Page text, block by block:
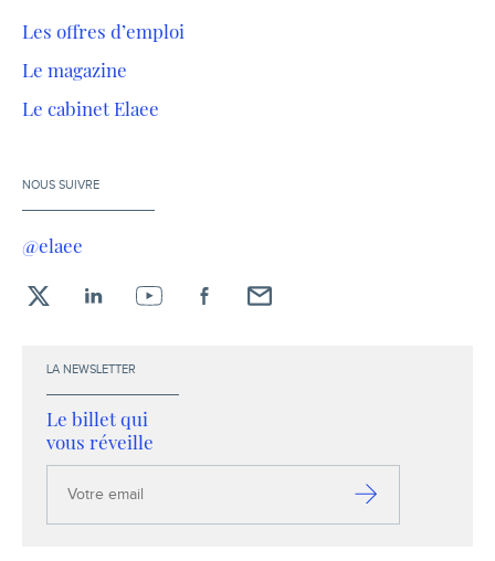
Les offres d’emploi
Le magazine
Le cabinet Elaee
NOUS SUIVRE
@elaee
LA NEWSLETTER
Le billet qui
vous réveille
email
S’inscrire